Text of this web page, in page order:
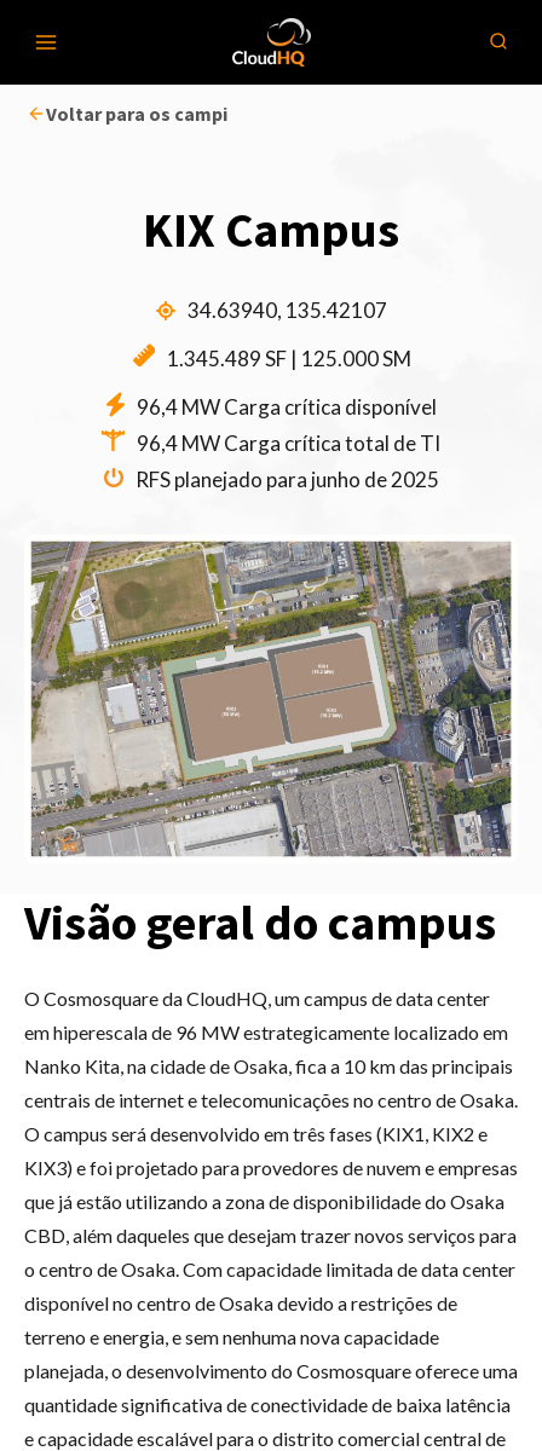
para
o
conteúdoVoltar para os campi
KIX Campus
34.63940, 135.42107
1.345.489 SF | 125.000 SM
96,4 MW Carga crítica disponível
96,4 MW Carga crítica total de TI
RFS planejado para junho de 2025
Visão geral do campus
O Cosmosquare da CloudHQ, um campus de data center
em hiperescala de 96 MW estrategicamente localizado em
Nanko Kita, na cidade de Osaka, fica a 10 km das principais
centrais de internet e telecomunicações no centro de Osaka.
O campus será desenvolvido em três fases (KIX1, KIX2 e
KIX3) e foi projetado para provedores de nuvem e empresas
que já estão utilizando a zona de disponibilidade do Osaka
CBD, além daqueles que desejam trazer novos serviços para
o centro de Osaka. Com capacidade limitada de data center
disponível no centro de Osaka devido a restrições de
terreno e energia, e sem nenhuma nova capacidade
planejada, o desenvolvimento do Cosmosquare oferece uma
quantidade significativa de conectividade de baixa latência
e capacidade escalável para o distrito comercial central de